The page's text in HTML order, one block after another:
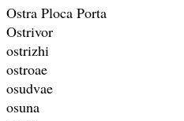
Ostra Ploca Porta
Ostrivor
ostrizhi
ostroae
osudvae
osuna